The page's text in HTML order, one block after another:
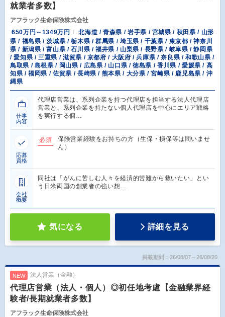
就業者多数】
アフラック生命保険株式会社
650万円～1349万円
北海道 / 青森県 / 岩手県 / 宮城県 / 秋田県 / 山形
県 / 福島県 / 茨城県 / 栃木県 / 群馬県 / 埼玉県 / 千葉県 / 東京都 / 神奈川
県 / 新潟県 / 富山県 / 石川県 / 福井県 / 山梨県 / 長野県 / 岐阜県 / 静岡県
/ 愛知県 / 三重県 / 滋賀県 / 京都府 / 大阪府 / 兵庫県 / 奈良県 / 和歌山県 /
鳥取県 / 島根県 / 岡山県 / 広島県 / 山口県 / 徳島県 / 香川県 / 愛媛県 / 高
知県 / 福岡県 / 佐賀県 / 長崎県 / 熊本県 / 大分県 / 宮崎県 / 鹿児島県 / 沖
縄県
仕事
内容
代理店営業は、系列企業を持つ代理店を担当する法人代理店
営業と、系列企業を持たない個人代理店を中心にエリア戦略
を実行する個…
応募
資格
必須
保険営業経験をお持ちの方（生保・損保等は問いませ
ん）
会社
概要
同社は「がんに苦しむ人々を経済的苦難から救いたい」とい
う日米両国の創業者の強い想…
気になる 詳細を見る
掲載期間：26/08/07～26/08/20
NEW 法人営業（金融）
代理店営業（法人・個人）◎初任地考慮【金融業界経
験者/長期就業者多数】
アフラック生命保険株式会社